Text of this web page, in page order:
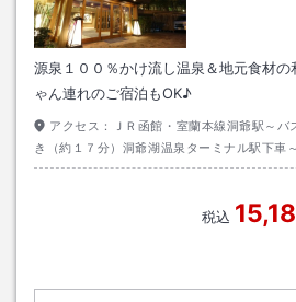
源泉１００％かけ流し温泉＆地元食材
ゃん連れのご宿泊もOK♪
アクセス：
ＪＲ函館・室蘭本線洞爺駅～
き（約１７分）洞爺湖温泉ターミナル駅下車
税込